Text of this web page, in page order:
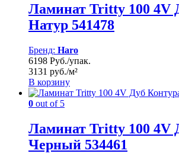
Ламинат Tritty 100 4V
Натур 541478
Бренд: Haro
6198 Руб./упак.
3131 руб./м²
В корзину
0 out of 5
Ламинат Tritty 100 4V
Черный 534461